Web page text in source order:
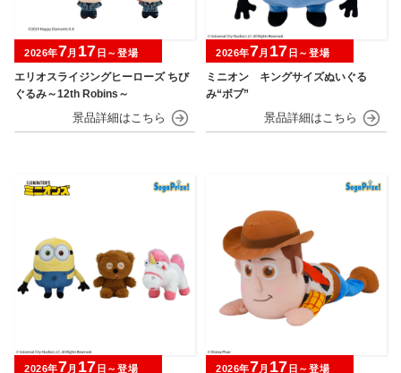
エリオスライジングヒーローズ ちび
ぐるみ～12th Robins～
2026年7月 17 日～登場
ミニオン キングサイズぬいぐる
み“ボブ”
2026年7月 17 日～登場
2026年7月 17 日～登場 2026年7月 17 日～登場